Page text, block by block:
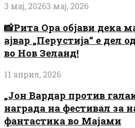
3 мај, 20263 мај, 2026
📸Рита Ора објави дека
ајвар „Перустија“ е дел
во Нов Зеланд!
11 април, 2026
„Јон Вардар против
награда на фестивал за
фантастика во Мајами